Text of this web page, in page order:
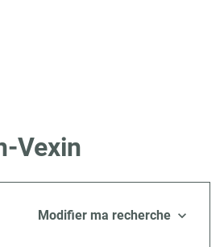
Vexin
Modifier ma recherche